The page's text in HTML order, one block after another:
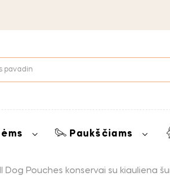
Paukščiams
Dog Pouches konservai su kiauliena